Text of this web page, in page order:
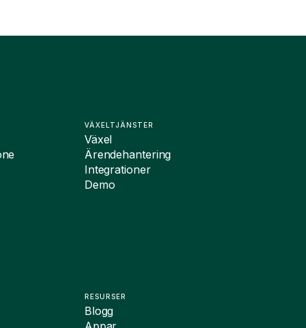
VÄXELTJÄNSTER
Växel
Ärendehantering
Integrationer
Demo
RESURSER
Blogg